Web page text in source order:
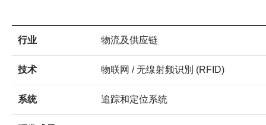
行业 物流及供应链
技术 物联网 / 无缐射频识別 (RFID)
系统 追踪和定位系统